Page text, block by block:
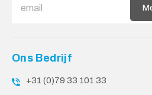
Ons Bedrijf
+31 (0)79 33 101 33